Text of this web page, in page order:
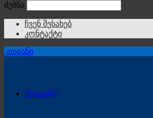
ძებნა
ჩვენ შესახებ
კონტაქტი
ათიანი
მთავარი